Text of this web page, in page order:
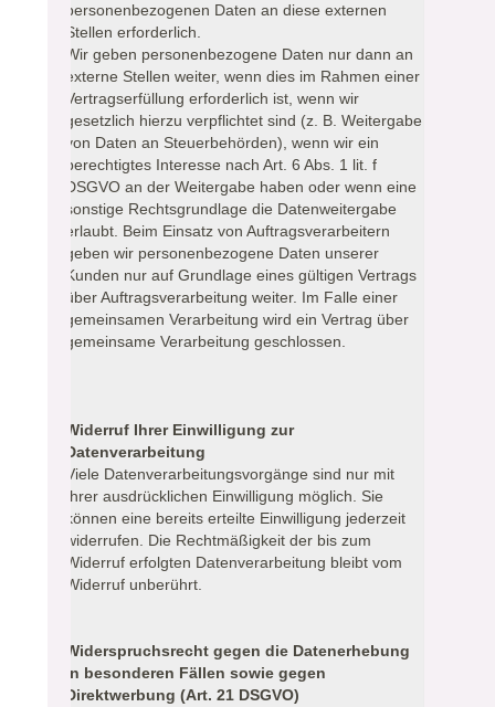
personenbezogenen Daten an diese externen
Stellen erforderlich.
Wir geben personenbezogene Daten nur dann an
externe Stellen weiter, wenn dies im Rahmen einer
Vertragserfüllung erforderlich ist, wenn wir
gesetzlich hierzu verpflichtet sind (z. B. Weitergabe
von Daten an Steuerbehörden), wenn wir ein
berechtigtes Interesse nach Art. 6 Abs. 1 lit. f
DSGVO an der Weitergabe haben oder wenn eine
sonstige Rechtsgrundlage die Datenweitergabe
erlaubt. Beim Einsatz von Auftragsverarbeitern
geben wir personenbezogene Daten unserer
Kunden nur auf Grundlage eines gültigen Vertrags
über Auftragsverarbeitung weiter. Im Falle einer
gemeinsamen Verarbeitung wird ein Vertrag über
gemeinsame Verarbeitung geschlossen.
Widerruf Ihrer Einwilligung zur
Datenverarbeitung
Viele Datenverarbeitungsvorgänge sind nur mit
Ihrer ausdrücklichen Einwilligung möglich. Sie
können eine bereits erteilte Einwilligung jederzeit
widerrufen. Die Rechtmäßigkeit der bis zum
Widerruf erfolgten Datenverarbeitung bleibt vom
Widerruf unberührt.
Widerspruchsrecht gegen die Datenerhebung
in besonderen Fällen sowie gegen
Direktwerbung (Art. 21 DSGVO)